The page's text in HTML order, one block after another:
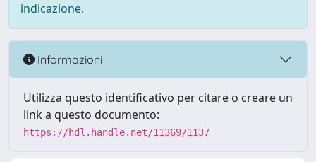
indicazione.
Informazioni
Utilizza questo identificativo per citare o creare un
link a questo documento:
https://hdl.handle.net/11369/1137